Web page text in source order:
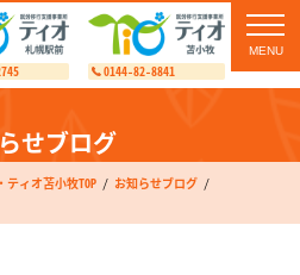
0144-82-8841
せブログ
ィオ苫小牧TOP
お知らせブログ